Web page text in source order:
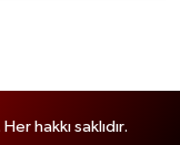
hakkı saklıdır.